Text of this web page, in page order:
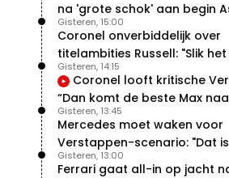
na 'grote schok' aan begin
Martin-avontuur
Coronel onverbiddelijk over
titelambities Russell: "Slik
gewoon"
Gisteren, 15:00
Coronel looft kritische
“Dan komt de beste Max
Gisteren, 14:15
Mercedes moet waken voor
Verstappen-scenario: "Dat
manier"
Gisteren, 13:45
Ferrari gaat all-in op jacht
Gisteren, 13:00